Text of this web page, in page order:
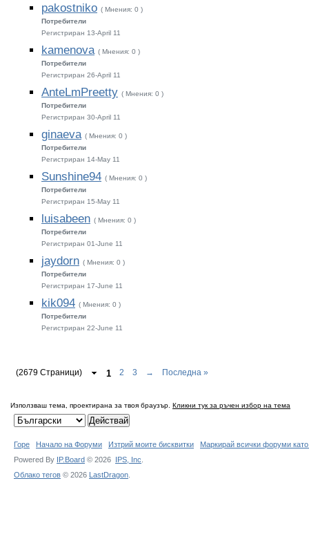
pakostniko ( Мнения: 0 )
Потребители
Регистриран 13-April 11
kamenova ( Мнения: 0 )
Потребители
Регистриран 26-April 11
AnteLmPreetty ( Мнения: 0 )
Потребители
Регистриран 30-April 11
ginaeva ( Мнения: 0 )
Потребители
Регистриран 14-May 11
Sunshine94 ( Мнения: 0 )
Потребители
Регистриран 15-May 11
luisabeen ( Мнения: 0 )
Потребители
Регистриран 01-June 11
jaydorn ( Мнения: 0 )
Потребители
Регистриран 17-June 11
kik094 ( Мнения: 0 )
Потребители
Регистриран 22-June 11
(2679 Страници) 1 2 3 → Последна »
Използваш тема, проектирана за твоя браузър. Кликни тук за ръчен избор на тема
Горе Начало на Форуми Изтрий моите бисквитки
Маркирай всички форуми
Powered By IP.Board © 2026 IPS, Inc
Облако тегов © 2026 LastDragon